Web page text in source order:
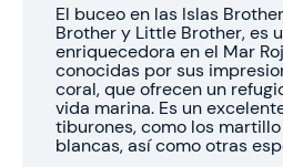
El buceo en las Islas
Brother y Little Brother, es
enriquecedora en el Mar
conocidas por sus
coral, que ofrecen un
vida marina. Es un
tiburones, como los
blancas, así como otras